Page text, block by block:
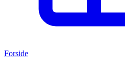
Forside